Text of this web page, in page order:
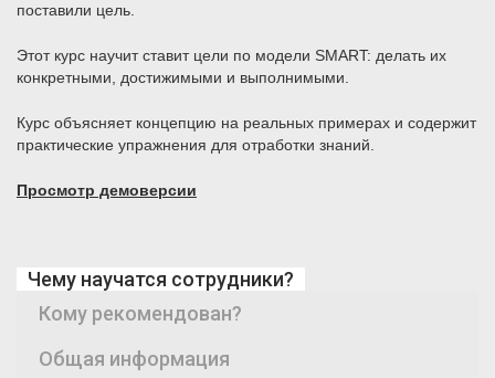
поставили цель.
Этот курс научит ставит цели по модели SMART: делать их
конкретными, достижимыми и выполнимыми.
Курс объясняет концепцию на реальных примерах и содержит
практические упражнения для отработки знаний.
Просмотр демоверсии
Чему научатся сотрудники?
Кому рекомендован?
Общая информация